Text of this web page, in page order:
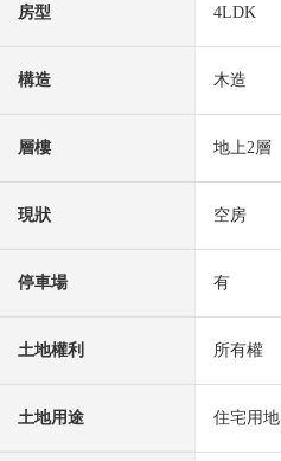
房型 4LDK
構造 木造
層樓 地上2層
現狀 空房
停車場 有
土地權利 所有權
土地用途 住宅用地